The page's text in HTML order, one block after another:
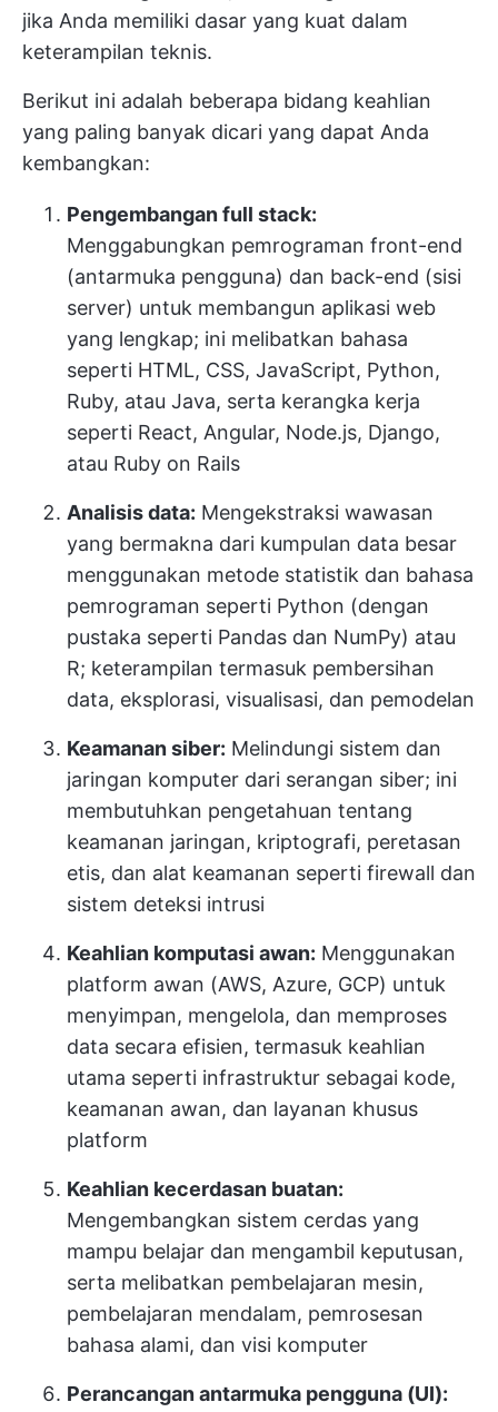
jika Anda memiliki dasar yang kuat dalam
keterampilan teknis.
Berikut ini adalah beberapa bidang keahlian
yang paling banyak dicari yang dapat Anda
kembangkan:
Pengembangan full stack:
Menggabungkan pemrograman front-end
(antarmuka pengguna) dan back-end (sisi
server) untuk membangun aplikasi web
yang lengkap; ini melibatkan bahasa
seperti HTML, CSS, JavaScript, Python,
Ruby, atau Java, serta kerangka kerja
seperti React, Angular, Node.js, Django,
atau Ruby on Rails
Analisis data: Mengekstraksi wawasan
yang bermakna dari kumpulan data besar
menggunakan metode statistik dan bahasa
pemrograman seperti Python (dengan
pustaka seperti Pandas dan NumPy) atau
R; keterampilan termasuk pembersihan
data, eksplorasi, visualisasi, dan pemodelan
Keamanan siber: Melindungi sistem dan
jaringan komputer dari serangan siber; ini
membutuhkan pengetahuan tentang
keamanan jaringan, kriptografi, peretasan
etis, dan alat keamanan seperti firewall dan
sistem deteksi intrusi
Keahlian komputasi awan: Menggunakan
platform awan (AWS, Azure, GCP) untuk
menyimpan, mengelola, dan memproses
data secara efisien, termasuk keahlian
utama seperti infrastruktur sebagai kode,
keamanan awan, dan layanan khusus
platform
Keahlian kecerdasan buatan:
Mengembangkan sistem cerdas yang
mampu belajar dan mengambil keputusan,
serta melibatkan pembelajaran mesin,
pembelajaran mendalam, pemrosesan
bahasa alami, dan visi komputer
Perancangan antarmuka pengguna (UI):